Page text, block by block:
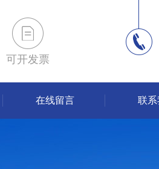
可开发票
在线留言 联系